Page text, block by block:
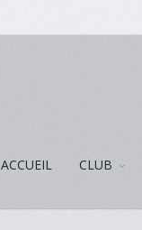
ACCUEIL CLUB